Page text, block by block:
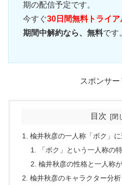
期の配信予定です。
今すぐ30日間無料トライア
期間中解約なら、無料です
スポンサー
目次
楡井秋彦の一人称「ボク」
「ボク」という一人称の
楡井秋彦の性格と一人称
楡井秋彦のキャラクター分析